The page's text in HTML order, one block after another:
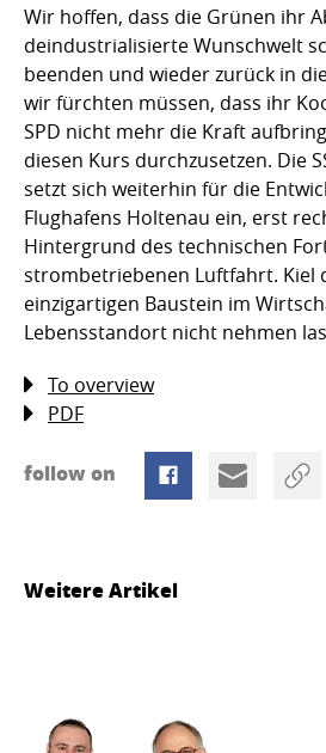
Wir hoffen, dass die Grünen ihr
deindustrialisierte Wunschwelt
beenden und wieder zurück in
wir fürchten müssen, dass ihr
SPD nicht mehr die Kraft
diesen Kurs durchzusetzen. Die
setzt sich weiterhin für die
Flughafens Holtenau ein, erst
Hintergrund des technischen
strombetriebenen Luftfahrt. Kiel
einzigartigen Baustein im
Lebensstandort nicht nehmen
To overview
PDF
follow on
Weitere Artikel